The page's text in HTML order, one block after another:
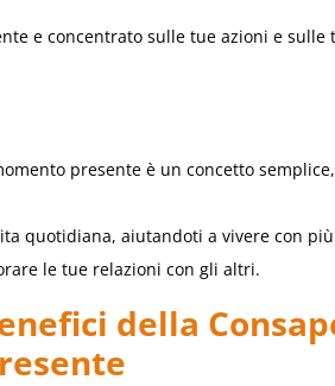
e concentrato sulle tue azioni e sulle
presente è un concetto
quotidiana, aiutandoti a vivere con
le tue relazioni con gli altri.
della